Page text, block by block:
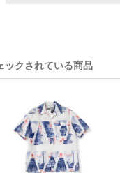
ックされている商品